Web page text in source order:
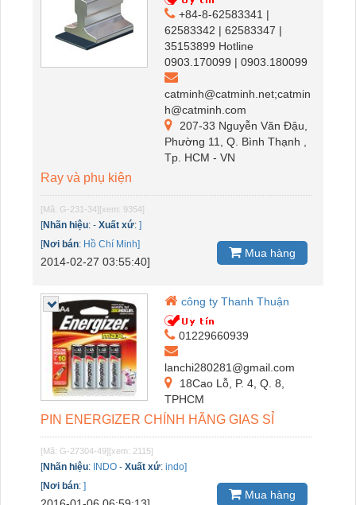
+84-8-62583341 |
62583342 | 62583347 |
35153899 Hotline
0903.170099 | 0903.180099
catminh@catminh.net;catmin
h@catminh.com
207-33 Nguyễn Văn Đậu,
Phường 11, Q. Bình Thạnh ,
Tp. HCM - VN
Ray và phụ kiện
[Mã: G-231-34][xem: 9354]
[Nhãn hiệu: - Xuất xứ: ]
[Nơi bán: Hồ Chí Minh]
2014-02-27 03:55:40]
Mua hàng
công ty Thanh Thuận
01229660939
lanchi280281@gmail.com
18Cao Lỗ, P. 4, Q. 8,
TPHCM
PIN ENERGIZER CHÍNH HÃNG GIAS SỈ
[Mã: G-27304-49][xem: 2115]
[Nhãn hiệu: INDO - Xuất xứ: indo]
[Nơi bán: ]
Mua hàng